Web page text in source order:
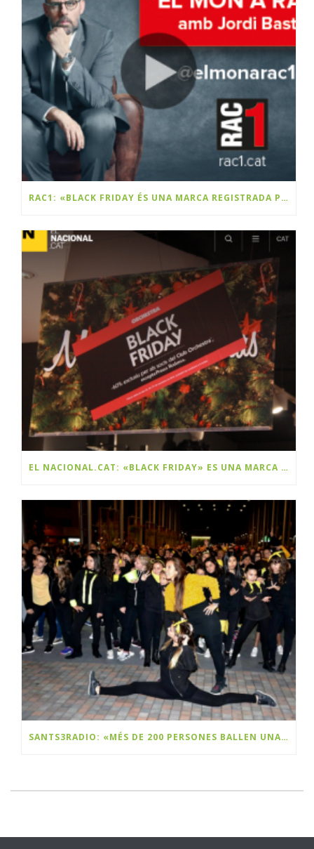
RAC1: «BLACK FRIDAY ÉS UNA MARCA REGISTRADA PER UNA EMPRESA CATALANA»
EL NACIONAL.CAT: «BLACK FRIDAY» ES UNA MARCA Y ES CATALANA
SANTS3RADIO: «MÉS DE 200 PERSONES BALLEN UNA FLASHMOB A SANTS PER CELEBRAR EL BLACK FRIDAY»